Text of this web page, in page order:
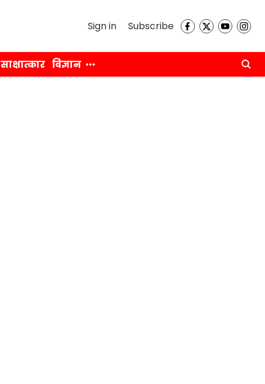
Sign in Subscribe
साक्षात्कार विज्ञान